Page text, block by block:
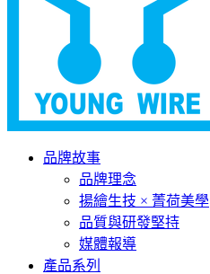
品牌故事
品牌理念
揚繪生技 × 菁荷美學
品質與研發堅持
媒體報導
產品系列